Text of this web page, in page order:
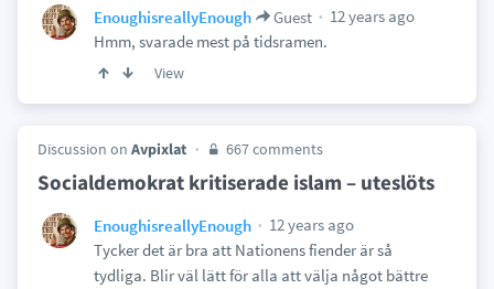
EnoughisreallyEnough Guest
12 years ago
Hmm, svarade mest på tidsramen.
View
Discussion on Avpixlat 667 comments
Socialdemokrat kritiserade islam – uteslöts
EnoughisreallyEnough
12 years ago
Tycker det är bra att Nationens fiender är så
tydliga. Blir väl lätt för alla att välja något bättre